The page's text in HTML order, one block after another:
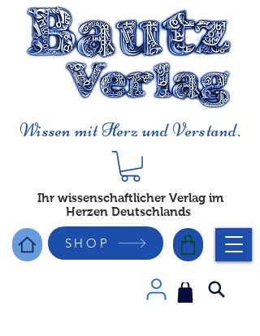
Wissen mit Herz und Verstand.
Ihr wissenschaftlicher Verlag im
Herzen Deutschlands
SHOP